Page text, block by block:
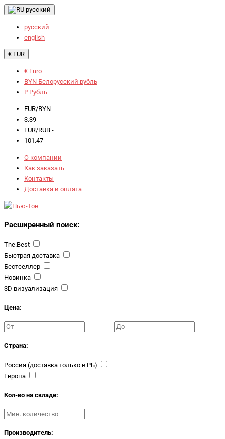
русский
русский
english
€ EUR
€ Euro
BYN Белорусский рубль
₽ Рубль
EUR/BYN -
3.39
EUR/RUB -
101.47
О компании
Как заказать
Контакты
Доставка и оплата
Расширенный поиск:
The.Best
Быстрая доставка
Бестселлер
Новинка
3D визуализация
Цена:
Страна:
Россия (доставка только в РБ)
Европа
Кол-во на складе:
Производитель: